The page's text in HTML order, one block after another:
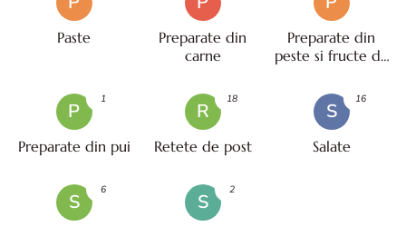
Paste
Preparate din
carne
Preparate din
peste si fructe de
P
Preparate din pui
1
R
Retete de post
18
S
Salate
16
S
6
S
2